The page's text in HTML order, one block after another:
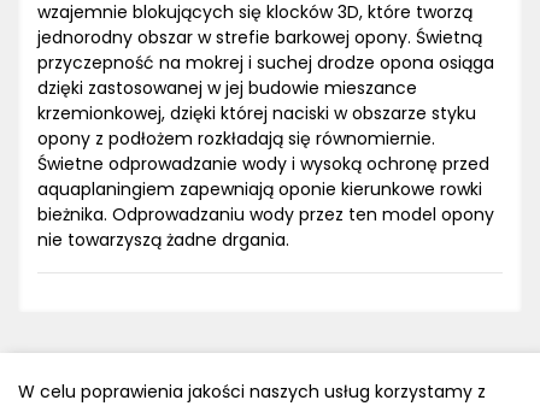
wzajemnie blokujących się klocków 3D, które tworzą
jednorodny obszar w strefie barkowej opony. Świetną
przyczepność na mokrej i suchej drodze opona osiąga
dzięki zastosowanej w jej budowie mieszance
krzemionkowej, dzięki której naciski w obszarze styku
opony z podłożem rozkładają się równomiernie.
Świetne odprowadzanie wody i wysoką ochronę przed
aquaplaningiem zapewniają oponie kierunkowe rowki
bieżnika. Odprowadzaniu wody przez ten model opony
nie towarzyszą żadne drgania.
W celu poprawienia jakości naszych usług korzystamy z